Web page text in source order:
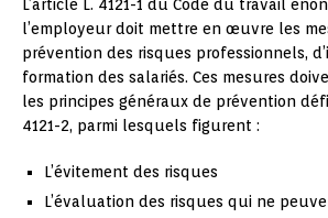
L’article L. 4121-1 du Code du travail
l’employeur doit mettre en œuvre les
prévention des risques professionnels,
formation des salariés. Ces mesures
les principes généraux de prévention
4121-2, parmi lesquels figurent :
L’évitement des risques
L’évaluation des risques qui ne